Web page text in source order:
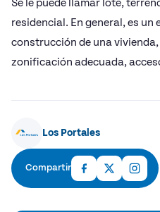
Se le puede llamar lote,
residencial. En general, es un
construcción de una
zonificación adecuada,
Los Portales
Compartir